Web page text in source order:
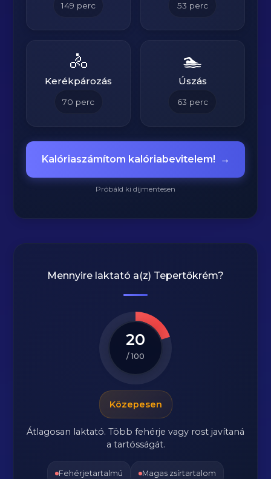
149 perc 53 perc
🚴
Kerékpározás
70 perc
🏊
Úszás
63 perc
Kalóriaszámítom kalóriabevitelem! →
Próbáld ki díjmentesen
Mennyire laktató a(z) Tepertőkrém?
20
/ 100
Közepesen
Átlagosan laktató. Több fehérje vagy rost javítaná
a tartósságát.
Fehérjetartalmú Magas zsírtartalom